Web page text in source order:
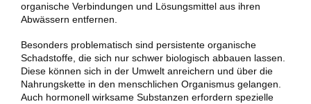
organische Verbindungen und Lösungsmittel aus ihren
Abwässern entfernen.
Besonders problematisch sind persistente organische
Schadstoffe, die sich nur schwer biologisch abbauen lassen.
Diese können sich in der Umwelt anreichern und über die
Nahrungskette in den menschlichen Organismus gelangen.
Auch hormonell wirksame Substanzen erfordern spezielle